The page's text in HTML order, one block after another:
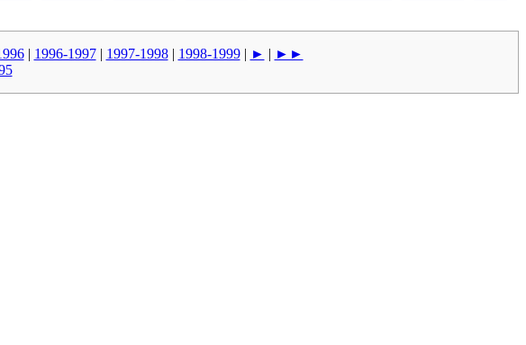
| 1996-1997| 1997-1998| 1998-1999| ► | ►►